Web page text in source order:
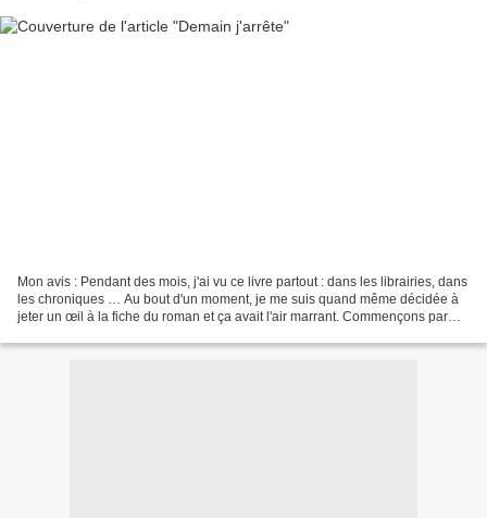
Mon avis : Pendant des mois, j'ai vu ce livre partout : dans les librairies, dans
les chroniques … Au bout d'un moment, je me suis quand même décidée à
jeter un œil à la fiche du roman et ça avait l'air marrant. Commençons par